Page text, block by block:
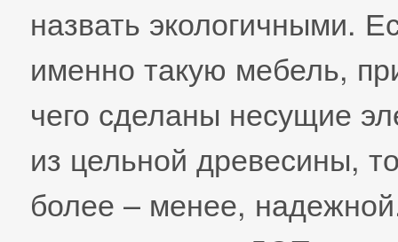
назвать экологичными.
именно такую мебель,
чего сделаны несущие
из цельной древесины,
более – менее,